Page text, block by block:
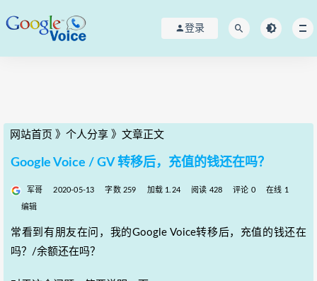
登录
网站首页 》 个人分享 》 文章正文
Google Voice / GV 转移后，充值的钱还在吗？
军哥 2020-05-13 字数 259 加载 1.24 阅读 428 评论 0 在线 1
编辑
常看到有朋友在问，我的Google Voice转移后，充值的钱还在
吗？/余额还在吗？